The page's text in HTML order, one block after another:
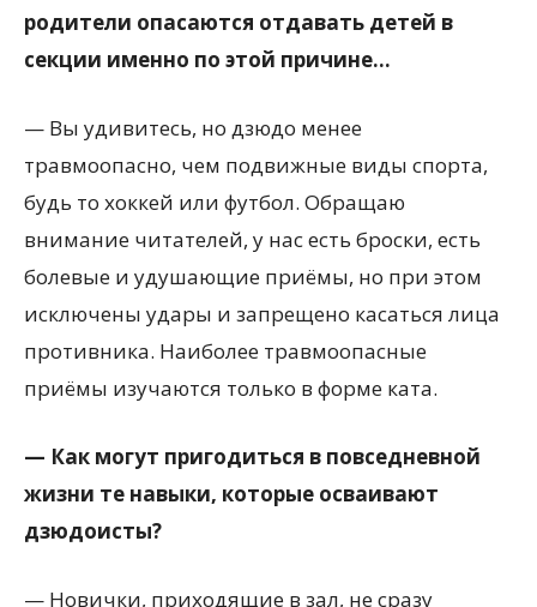
родители опасаются отдавать детей в
секции именно по этой причине…
— Вы удивитесь, но дзюдо менее
травмоопасно, чем подвижные виды спорта,
будь то хоккей или футбол. Обращаю
внимание читателей, у нас есть броски, есть
болевые и удушающие приёмы, но при этом
исключены удары и запрещено касаться лица
противника. Наиболее травмоопасные
приёмы изучаются только в форме ката.
— Как могут пригодиться в повседневной
жизни те навыки, которые осваивают
дзюдоисты?
— Новички, приходящие в зал, не сразу